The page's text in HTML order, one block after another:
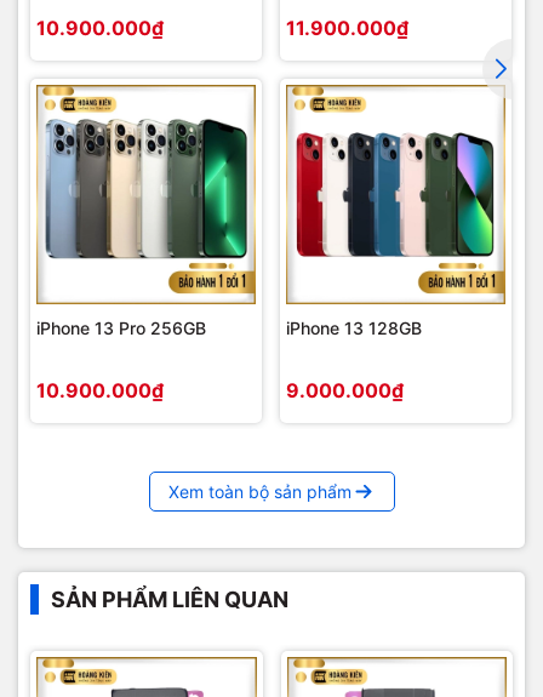
10.900.000₫ 11.900.000₫
iPhone 13 Pro 256GB
10.900.000₫
iPhone 13 128GB
9.000.000₫
Xem toàn bộ sản phẩm
SẢN PHẨM LIÊN QUAN